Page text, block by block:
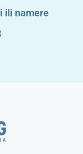
ili namere